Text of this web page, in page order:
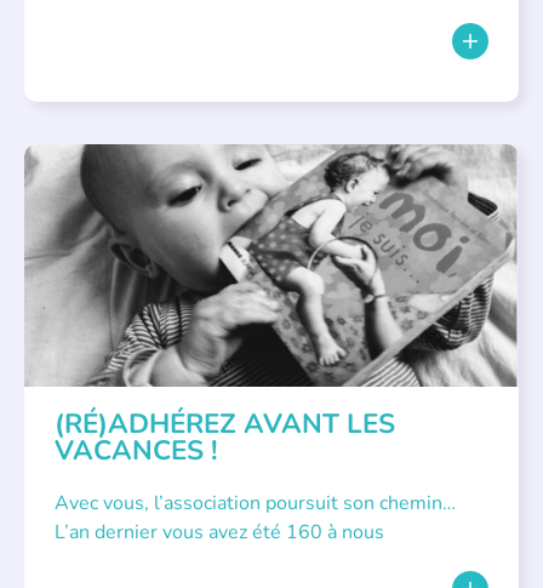
APPEL À SOUTIEN
(RÉ)ADHÉREZ AVANT LES
VACANCES !
Avec vous, l’association poursuit son chemin…
L’an dernier vous avez été 160 à nous